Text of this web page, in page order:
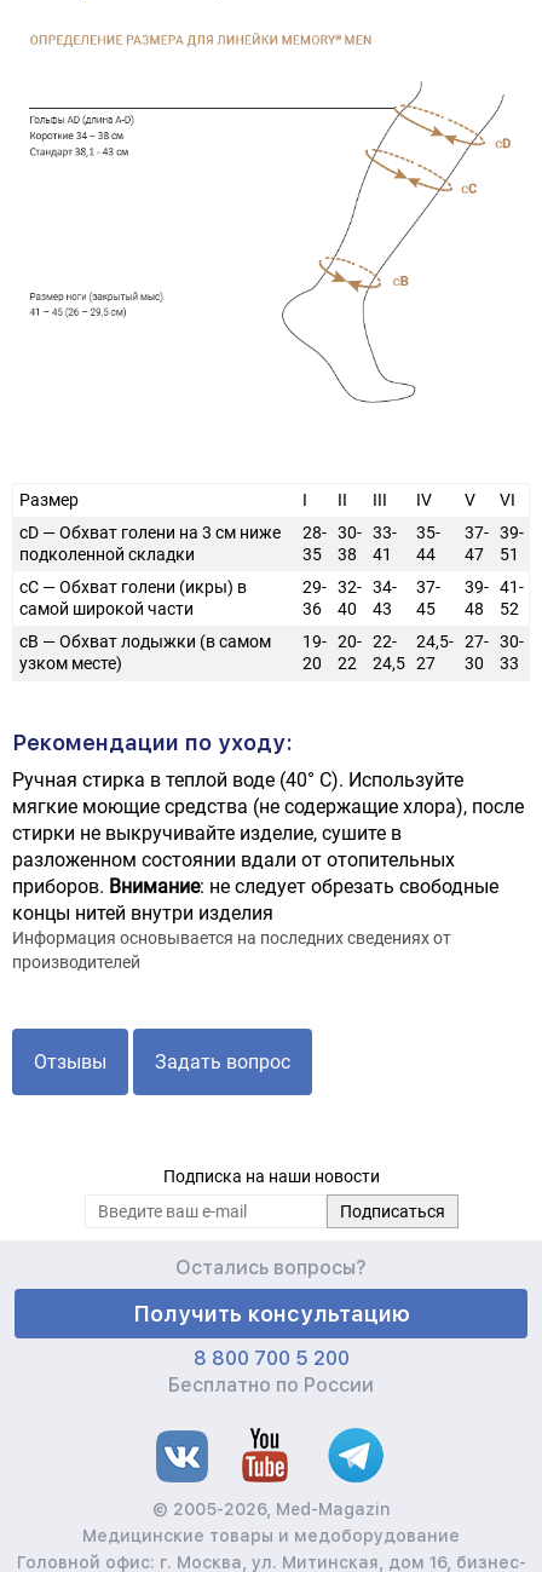
Размер I II III IV V
VI
cD — Обхват голени на 3 см ниже
подколенной складки
28-
35
30-
38
33-
41
35-
44
37-
47
39-
51
cC — Обхват голени (икры) в
самой широкой части
29-
36
32-
40
34-
43
37-
45
39-
48
41-
52
cB — Обхват лодыжки (в самом
узком месте)
19-
20
20-
22
22-
24,5
24,5-
27
27-
30
30-
33
Рекомендации по уходу:
Ручная стирка в теплой воде (40° С). Используйте
мягкие моющие средства (не содержащие хлора), после
стирки не выкручивайте изделие, сушите в
разложенном состоянии вдали от отопительных
приборов. Внимание: не следует обрезать свободные
концы нитей внутри изделия
Информация основывается на последних сведениях от
производителей
Отзывы Задать вопрос
Подписка на наши новости
Остались вопросы?
Получить консультацию
8 800 700 5 200
Бесплатно по России
© 2005-2026, Med-Magazin
Медицинские товары и медоборудование
Головной офис: г. Москва, ул. Митинская, дом 16, бизнес-